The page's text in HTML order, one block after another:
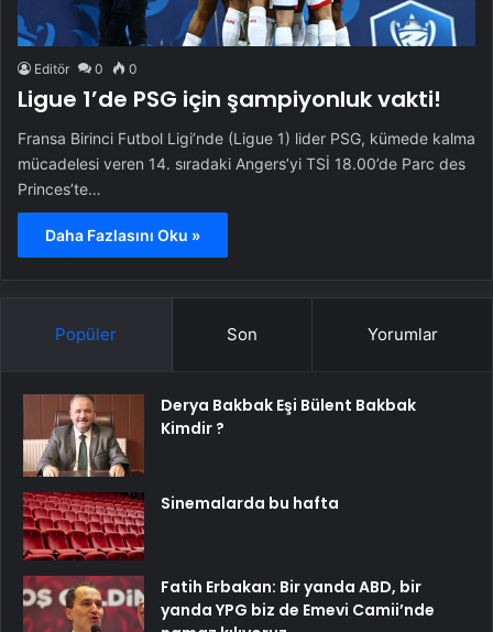
Editör 0 0
Ligue 1’de PSG için şampiyonluk vakti!
Fransa Birinci Futbol Ligi’nde (Ligue 1) lider PSG, kümede kalma
mücadelesi veren 14. sıradaki Angers’yi TSİ 18.00’de Parc des
Princes’te…
Daha Fazlasını Oku »
Popüler Son Yorumlar
Derya Bakbak Eşi Bülent Bakbak
Kimdir ?
Sinemalarda bu hafta
Fatih Erbakan: Bir yanda ABD, bir
yanda YPG biz de Emevi Camii’nde